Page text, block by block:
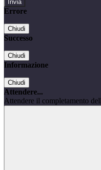
Errore
Chiudi
Successo
Chiudi
Informazione
Chiudi
Attendere...
Attendere il completamento